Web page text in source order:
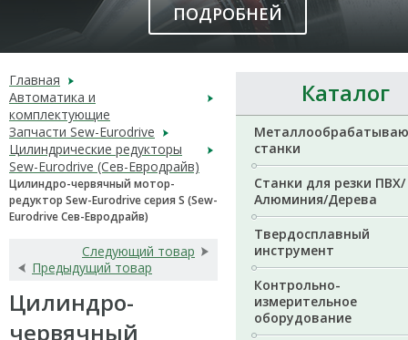
ПОДРОБНЕЙ
Главная
Автоматика и
комплектующие
Запчасти Sew-Eurodrive
Цилиндрические редукторы
Sew-Eurodrive (Сев-Евродрайв)
Цилиндро-червячный мотор-
редуктор Sew-Eurodrive серия S (Sew-
Eurodrive Сев-Евродрайв)
Следующий товар
Предыдущий товар
Цилиндро-
червячный
Каталог
станки
Станки для резки ПВХ/
Алюминия/Дерева
Твердосплавный
инструмент
Контрольно-
измерительное
оборудование